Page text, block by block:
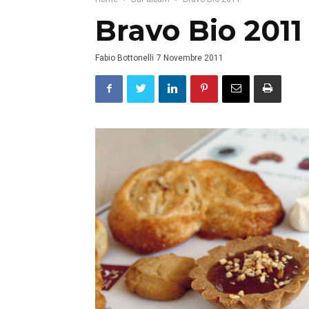
Bravo Bio 2011
Fabio Bottonelli 7 Novembre 2011